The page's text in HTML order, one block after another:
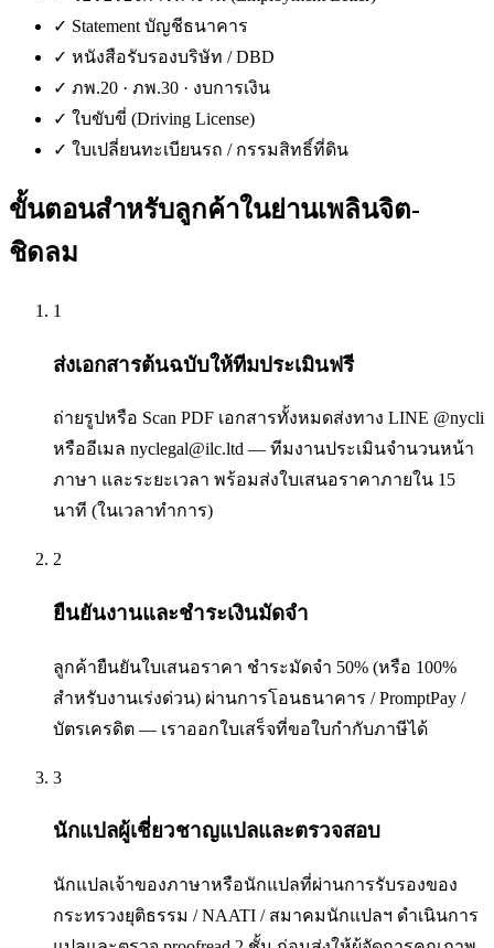
✓ Statement บัญชีธนาคาร
✓ หนังสือรับรองบริษัท / DBD
✓ ภพ.20 · ภพ.30 · งบการเงิน
✓ ใบขับขี่ (Driving License)
✓ ใบเปลี่ยนทะเบียนรถ / กรรมสิทธิ์ที่ดิน
ขั้นตอนสำหรับลูกค้าในย่านเพลินจิต-
ชิดลม
1
ส่งเอกสารต้นฉบับให้ทีมประเมินฟรี
ถ่ายรูปหรือ Scan PDF เอกสารทั้งหมดส่งทาง LINE @nycli
หรืออีเมล nyclegal@ilc.ltd — ทีมงานประเมินจำนวนหน้า
ภาษา และระยะเวลา พร้อมส่งใบเสนอราคาภายใน 15
นาที (ในเวลาทำการ)
2
ยืนยันงานและชำระเงินมัดจำ
ลูกค้ายืนยันใบเสนอราคา ชำระมัดจำ 50% (หรือ 100%
สำหรับงานเร่งด่วน) ผ่านการโอนธนาคาร / PromptPay /
บัตรเครดิต — เราออกใบเสร็จที่ขอใบกำกับภาษีได้
3
นักแปลผู้เชี่ยวชาญแปลและตรวจสอบ
นักแปลเจ้าของภาษาหรือนักแปลที่ผ่านการรับรองของ
กระทรวงยุติธรรม / NAATI / สมาคมนักแปลฯ ดำเนินการ